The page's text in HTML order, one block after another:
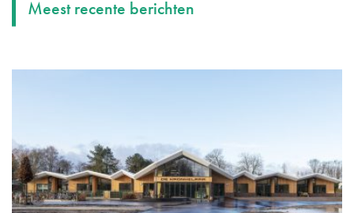
Meest recente berichten